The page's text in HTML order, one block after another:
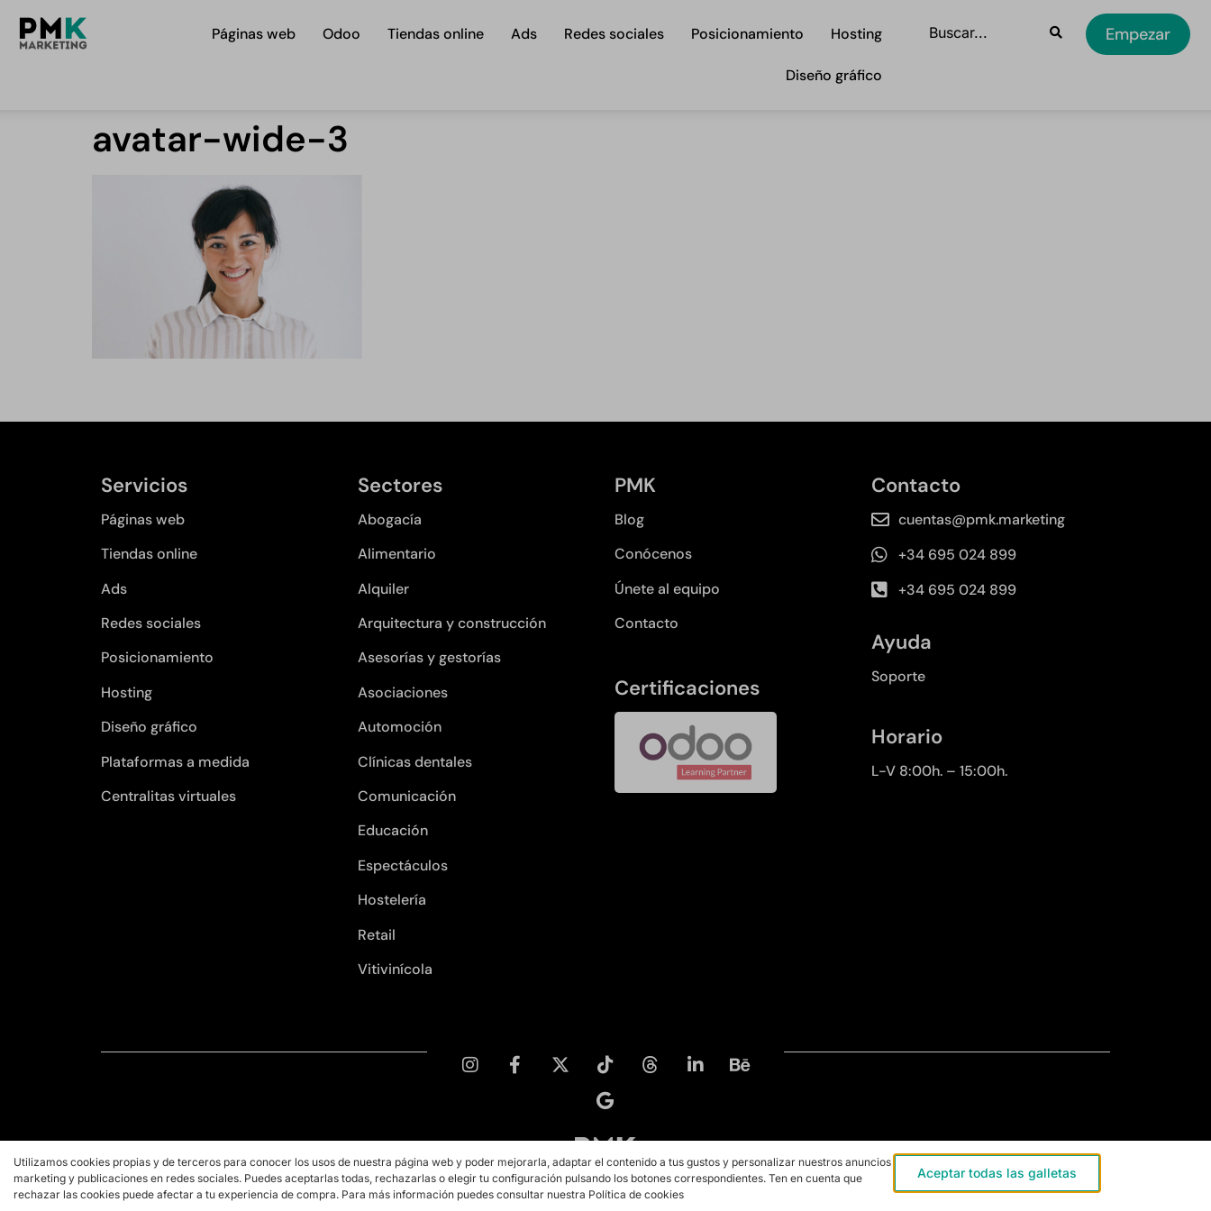
Páginas web Odoo Tiendas online Ads Redes sociales Posicionamiento Hosting
Diseño gráfico
Empezar
avatar-wide-3
Servicios
Páginas web
Tiendas online
Ads
Redes sociales
Posicionamiento
Hosting
Diseño gráfico
Plataformas a medida
Centralitas virtuales
Sectores
Abogacía
Alimentario
Alquiler
Arquitectura y construcción
Asesorías y gestorías
Asociaciones
Automoción
Clínicas dentales
Comunicación
Educación
Espectáculos
Hostelería
Retail
Vitivinícola
PMK
Blog
Conócenos
Únete al equipo
Contacto
Certificaciones
Contacto
cuentas@pmk.marketing
+34 695 024 899
+34 695 024 899
Ayuda
Soporte
Horario
L-V 8:00h. – 15:00h.
Copyright © 2026 PMK MARKETING
Utilizamos cookies propias y de terceros para conocer los usos de nuestra página web y poder mejorarla, adaptar el contenido a tus gustos y personalizar nuestros anuncios,
marketing y publicaciones en redes sociales. Puedes aceptarlas todas, rechazarlas o elegir tu configuración pulsando los botones correspondientes. Ten en cuenta que
rechazar las cookies puede afectar a tu experiencia de compra. Para más información puedes consultar nuestra Política de cookies
Aceptar todas las galletas